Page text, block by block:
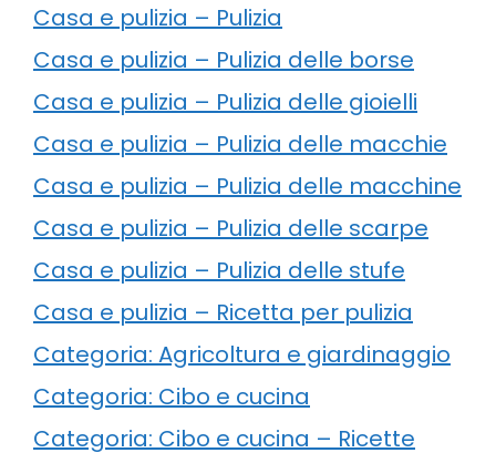
Casa e pulizia – Pulizia
Casa e pulizia – Pulizia delle borse
Casa e pulizia – Pulizia delle gioielli
Casa e pulizia – Pulizia delle macchie
Casa e pulizia – Pulizia delle macchine
Casa e pulizia – Pulizia delle scarpe
Casa e pulizia – Pulizia delle stufe
Casa e pulizia – Ricetta per pulizia
Categoria: Agricoltura e giardinaggio
Categoria: Cibo e cucina
Categoria: Cibo e cucina – Ricette